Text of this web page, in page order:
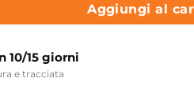
Aggiungi al
10/15 giorni
e tracciata